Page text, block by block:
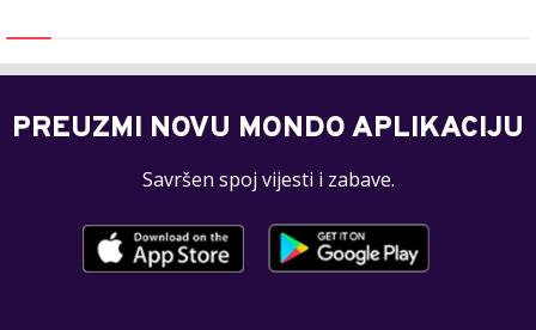
PREUZMI NOVU MONDO APLIKACIJU
Savršen spoj vijesti i zabave.